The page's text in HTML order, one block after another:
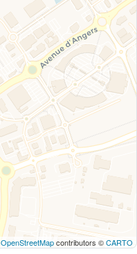
OpenStreetMapcontributors ©CARTO